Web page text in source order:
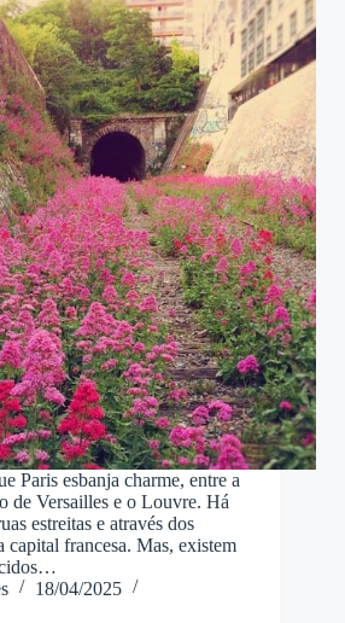
Paris esbanja charme, entre a
de Versailles e o Louvre. Há
estreitas e através dos
capital francesa. Mas, existem
18/04/2025